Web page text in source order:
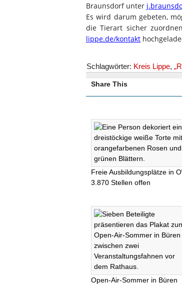
Braunsdorf unter
Es wird darum gebeten,
die Tierart sicher
lippe.de/kontakt
Schlagwörter: Kreis Lippe,
Share This
Freie Ausbildungsplätze in
3.870 Stellen offen
Open-Air-Sommer in Büren